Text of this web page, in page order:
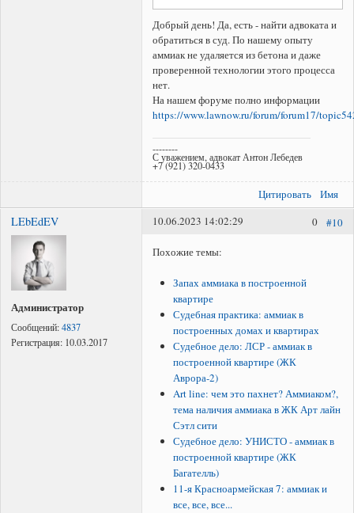
Добрый день! Да, есть - найти адвоката и
обратиться в суд. По нашему опыту
аммиак не удаляется из бетона и даже
проверенной технологии этого процесса
нет.
На нашем форуме полно информации
https://www.lawnow.ru/forum/forum17/
--------
С уважением, адвокат Антон Лебедев
+7 (921) 320-0433
Цитировать Имя
LEbEdEV
Администратор
Сообщений:4837
Регистрация: 10.03.2017
#10
0
10.06.2023 14:02:29
Похожие темы:
Запах аммиака в построенной
квартире
Судебная практика: аммиак в
построенных домах и квартирах
Судебное дело: ЛСР - аммиак в
построенной квартире (ЖК
Аврора-2)
Art line: чем это пахнет? Аммиаком?,
тема наличия аммиака в ЖК Арт лайн
Сэтл сити
Судебное дело: УНИСТО - аммиак в
построенной квартире (ЖК
Багателль)
11-я Красноармейская 7: аммиак и
все, все, все...